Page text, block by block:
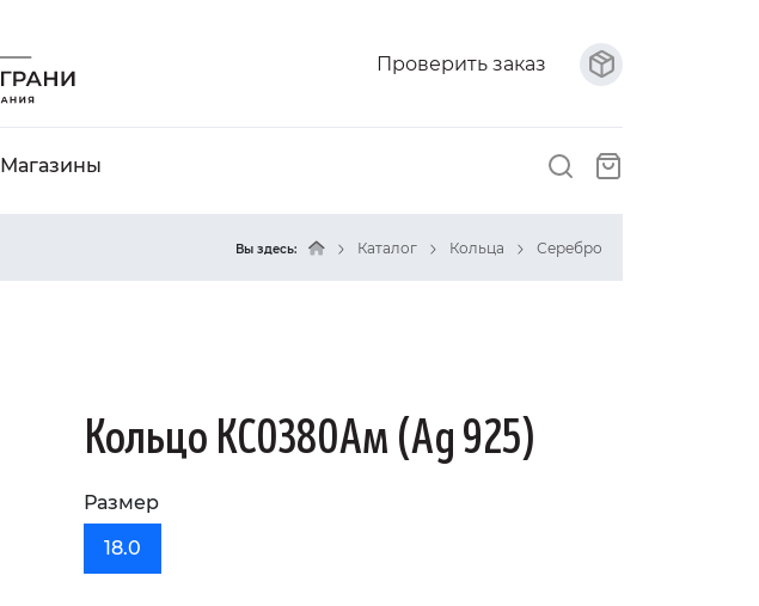
Проверить заказ
Магазины
Вы здесь: Каталог Кольца Серебро
Кольцо KC0380Ам (Ag 925)
Размер
18.0